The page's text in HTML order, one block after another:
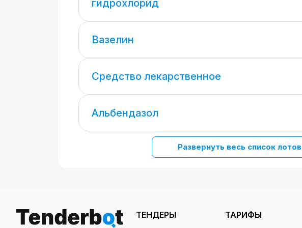
гидрохлорид
Вазелин
Средство лекарственное
Альбендазол
Развернуть весь список лотов
ТЕНДЕРЫ ТАРИФЫ